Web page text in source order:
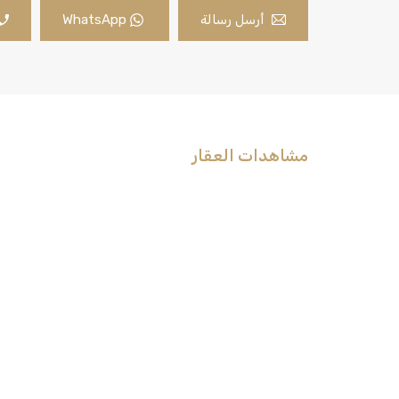
أرسل رسالة WhatsApp
مشاهدات العقار